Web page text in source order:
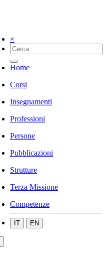
×
Home
Corsi
Insegnamenti
Professioni
Persone
Pubblicazioni
Strutture
Terza Missione
Competenze
IT EN